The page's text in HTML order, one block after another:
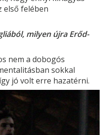
első felében
milyen újra Erőd-
nem a dobogós
sokkal
jó volt erre hazatérni.